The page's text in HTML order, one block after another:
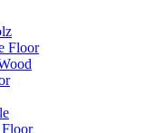
Floor